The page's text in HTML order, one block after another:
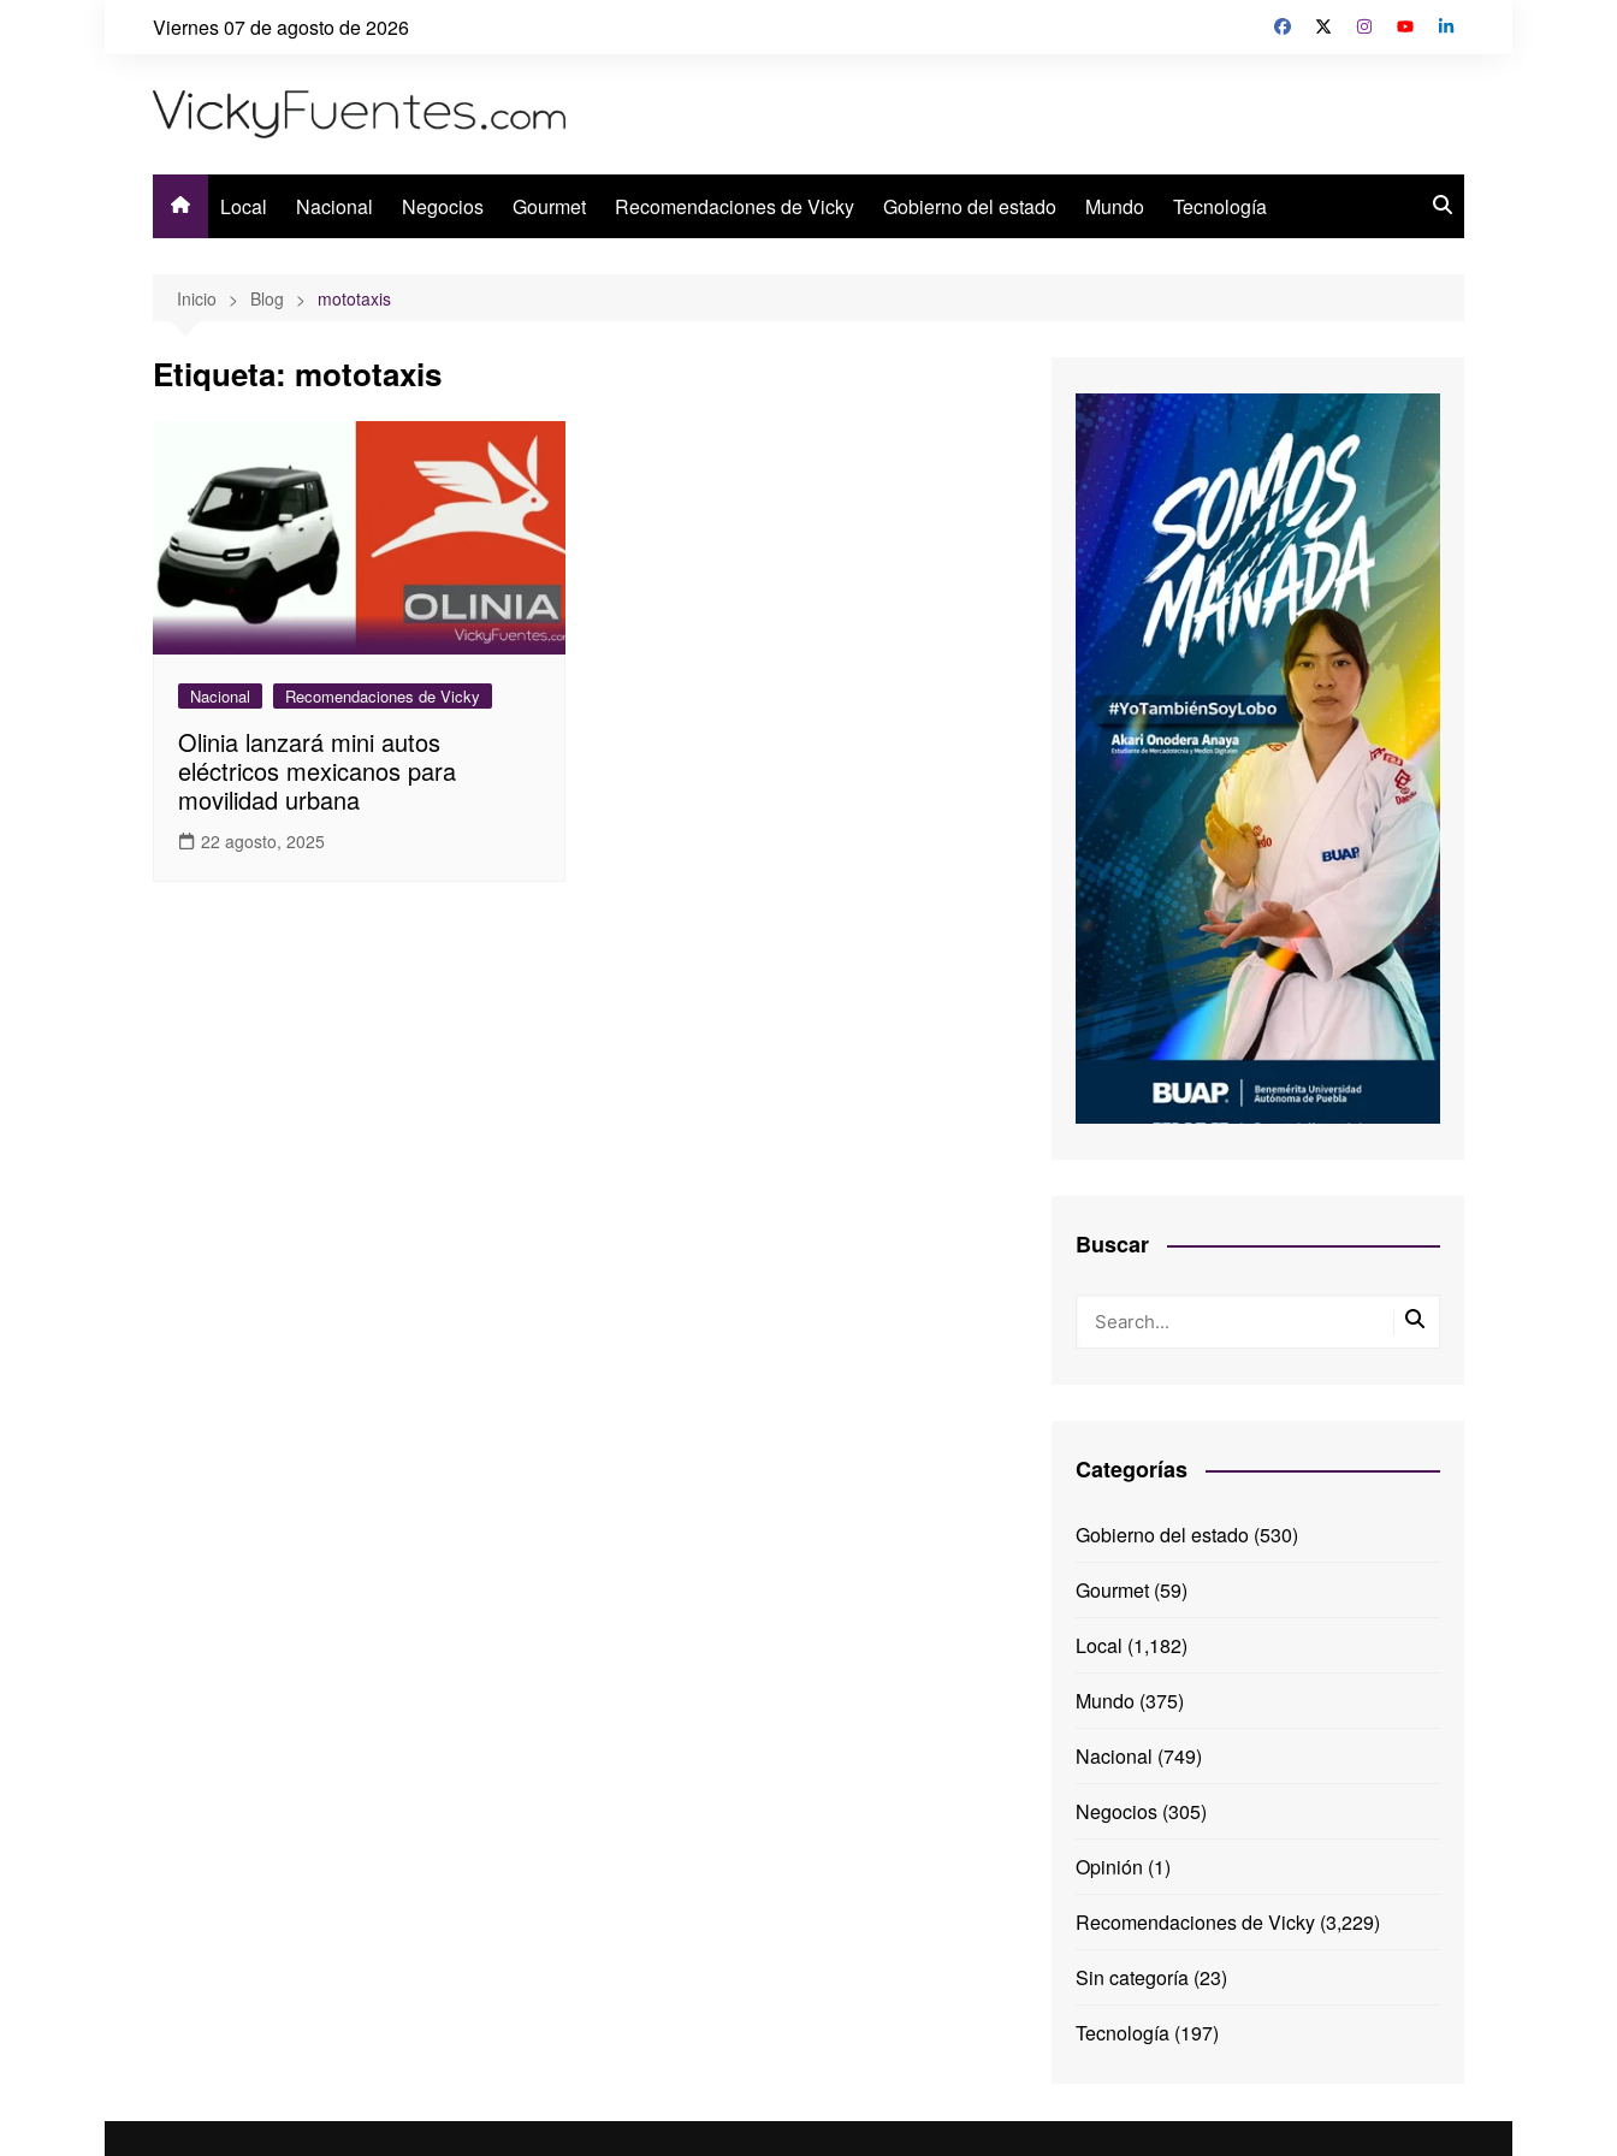
Viernes 07 de agosto de 2026
Local Nacional Negocios Gourmet Recomendaciones de Vicky Gobierno del estado Mundo Tecnología
Inicio Blog mototaxis
Etiqueta: mototaxis
Nacional Recomendaciones de Vicky
Olinia lanzará mini autos
eléctricos mexicanos para
movilidad urbana
22 agosto, 2025
Buscar
Categorías
Gobierno del estado(530)
Gourmet(59)
Local (1,182)
Mundo(375)
Nacional (749)
Negocios(305)
Opinión (1)
Recomendaciones de Vicky(3,229)
Sin categoría(23)
Tecnología(197)